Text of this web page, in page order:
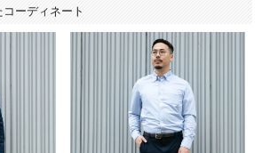
ーディネート